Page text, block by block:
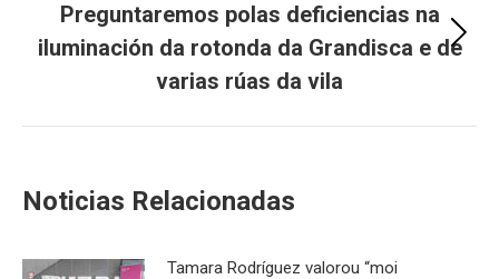
Next
post:
Preguntaremos polas deficiencias na
iluminación da rotonda da Grandisca e de
varias rúas da vila
Noticias Relacionadas
Tamara Rodríguez valorou “moi